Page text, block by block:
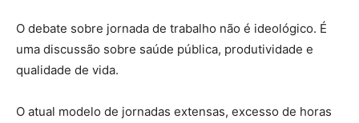
O debate sobre jornada de trabalho não é ideológico. É
uma discussão sobre saúde pública, produtividade e
qualidade de vida.
O atual modelo de jornadas extensas, excesso de horas